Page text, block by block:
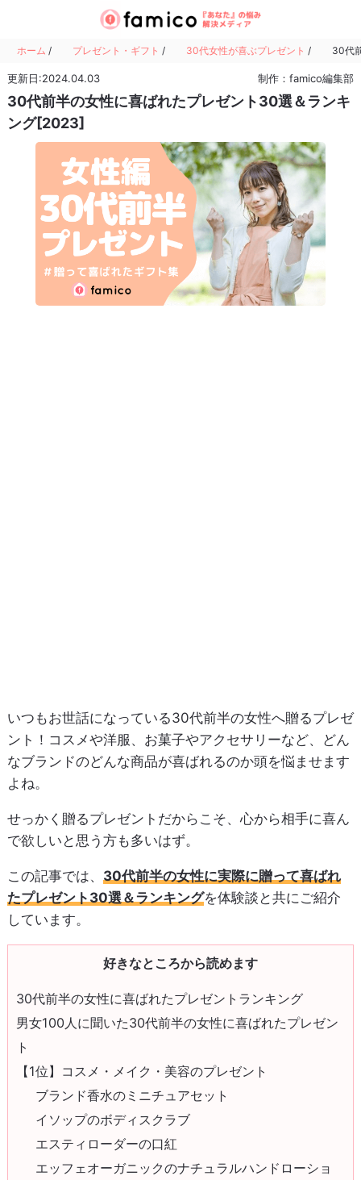
ホーム / プレゼント・ギフト / 30代女性が喜ぶプレゼント / 30代
更新日:2024.04.03 制作：famico編集部
30代前半の女性に喜ばれたプレゼント30選＆ランキ
ング[2023]
いつもお世話になっている30代前半の女性へ贈るプレゼ
ント！コスメや洋服、お菓子やアクセサリーなど、どん
なブランドのどんな商品が喜ばれるのか頭を悩ませます
よね。
せっかく贈るプレゼントだからこそ、心から相手に喜ん
で欲しいと思う方も多いはず。
この記事では、 30代前半の女性に実際に贈って喜ばれ
たプレゼント30選＆ランキングを体験談と共にご紹介
しています。
好きなところから読めます
30代前半の女性に喜ばれたプレゼントランキング
男女100人に聞いた30代前半の女性に喜ばれたプレゼン
ト
【1位】コスメ・メイク・美容のプレゼント
ブランド香水のミニチュアセット
イソップのボディスクラブ
エスティローダーの口紅
エッフェオーガニックのナチュラルハンドローショ